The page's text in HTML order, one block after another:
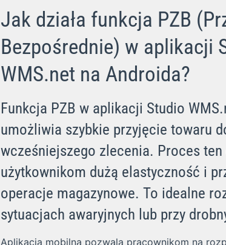
Jak działa funkcja PZB
Bezpośrednie) w aplikacji
WMS.net na Androida?
Funkcja PZB w aplikacji Studio
umożliwia szybkie przyjęcie towaru
wcześniejszego zlecenia. Proces ten
użytkownikom dużą elastyczność i
operacje magazynowe. To idealne
sytuacjach awaryjnych lub przy
Aplikacja mobilna pozwala pracownikom na